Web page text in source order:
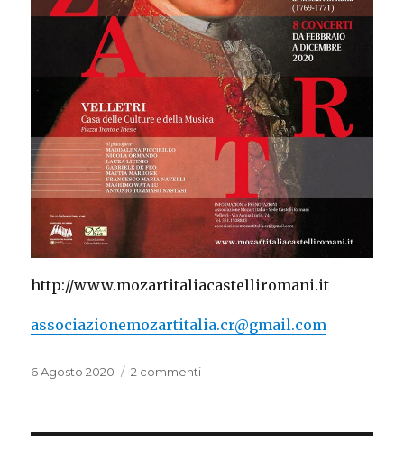
http://www.mozartitaliacastelliromani.it
associazionemozartitalia.cr@gmail.com
Pubblicato
6 Agosto 2020 2 commentisu